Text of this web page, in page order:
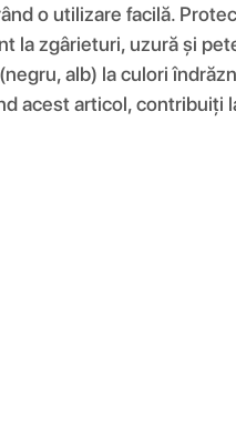
o utilizare facilă.
la zgârieturi, uzură și
alb) la culori
acest articol, contribuiți